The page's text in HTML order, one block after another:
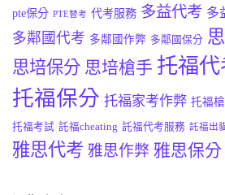
pte保分 PTE替考 代考服務 多益代考 多
多鄰國代考 多鄰國作弊 多鄰國保分
思培保分 思培槍手 托福代
托福保分 托福家考作弊 托福
托福考試 託福cheating 託福代考服務 託福出
雅思代考 雅思作弊 雅思保分